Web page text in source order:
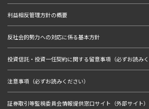
利益相反管理方針の概要
反社会的勢力への対応に係る基本方針
投資信託・投資一任契約に関する留意事項（必ずお読みく
注意事項（必ずお読みください）
証券取引等監視委員会情報提供窓口サイト（外部サイト）